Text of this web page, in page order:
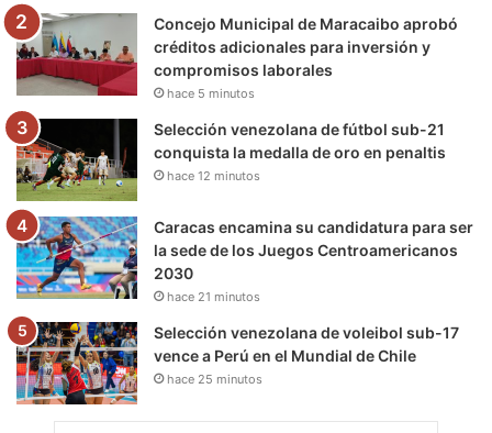
m
Concejo Municipal de Maracaibo aprobó
créditos adicionales para inversión y
compromisos laborales
hace 5 minutos
Selección venezolana de fútbol sub-21
conquista la medalla de oro en penaltis
hace 12 minutos
Caracas encamina su candidatura para ser
la sede de los Juegos Centroamericanos
2030
hace 21 minutos
Selección venezolana de voleibol sub-17
vence a Perú en el Mundial de Chile
hace 25 minutos